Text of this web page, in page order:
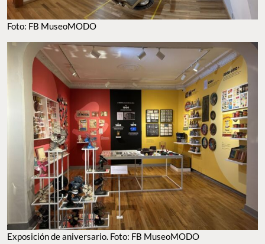
Foto: FB MuseoMODO
Exposición de aniversario. Foto: FB MuseoMODO